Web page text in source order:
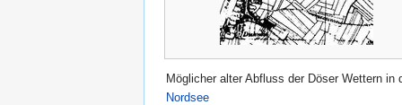
Möglicher alter Abfluss der Döser Wettern in
Nordsee